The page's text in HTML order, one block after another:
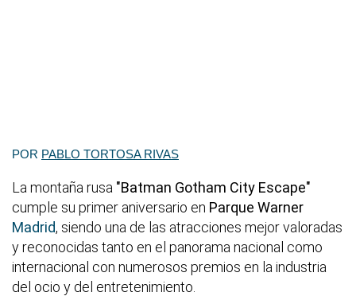
POR PABLO TORTOSA RIVAS
La montaña rusa "Batman Gotham City Escape"
cumple su primer aniversario en Parque Warner
Madrid, siendo una de las atracciones mejor valoradas
y reconocidas tanto en el panorama nacional como
internacional con numerosos premios en la industria
del ocio y del entretenimiento.